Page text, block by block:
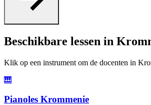
Beschikbare lessen in
Klik op een instrument om de docenten in
🎹
Pianoles Krommenie